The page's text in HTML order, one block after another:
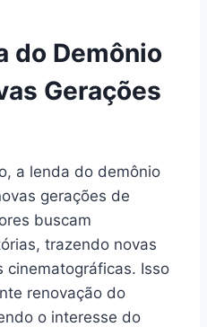
do Demônio
Gerações
a lenda do demônio
gerações de
buscam
trazendo novas
cinematográficas. Isso
renovação do
o interesse do